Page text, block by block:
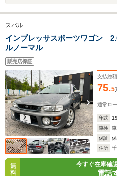
スバル
インプレッサスポーツワゴン
ルノーマル
販売店保証
支払総額
75.5
通常ロ
年式
車検
保証
住所
無
料
今すぐ在庫確
電話